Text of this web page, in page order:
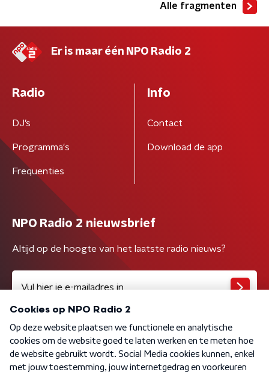
Alle fragmenten
Er is maar één NPO Radio 2
Radio
DJ’s
Programma's
Frequenties
Info
Contact
Download de app
NPO Radio 2 nieuwsbrief
Altijd op de hoogte van het laatste radio nieuws?
Algemene voorwaarden